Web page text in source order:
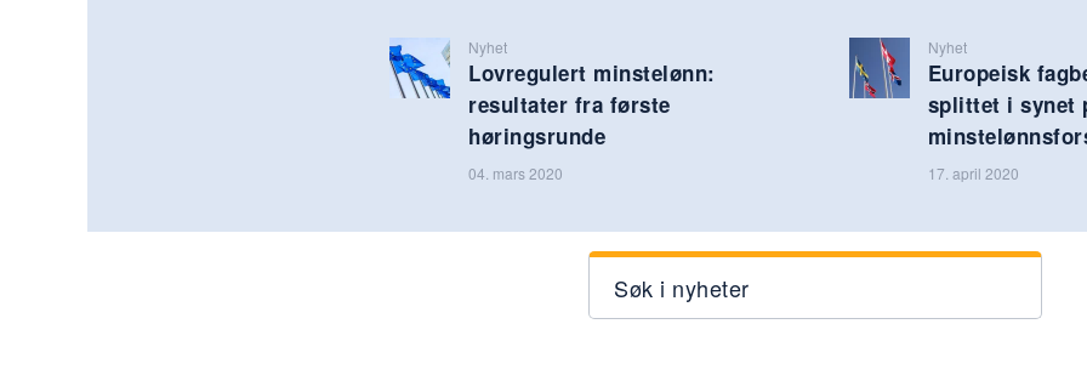
Nyhet
Lovregulert minstelønn:
resultater fra første
høringsrunde
04. mars 2020
Nyhet
Europeisk
splittet i synet
17. april 2020
Søk i nyheter